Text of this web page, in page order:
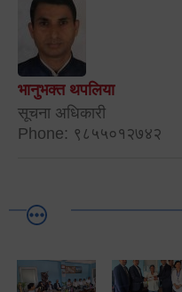
भानुभक्त थपलिया
सूचना अधिकारी
Phone: ९८५५०१२७४२